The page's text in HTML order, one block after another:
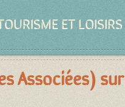
ET LOISIRS
Associées) sur